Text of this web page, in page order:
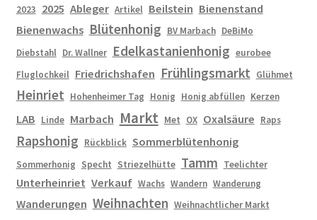
2023 2025 Ableger Artikel Beilstein Bienenstand
Bienenwachs Blütenhonig BV Marbach DeBiMo
Diebstahl Dr. Wallner Edelkastanienhonig eurobee
Fluglochkeil Friedrichshafen Frühlingsmarkt Glühmet
Heinriet Hohenheimer Tag Honig Honig abfüllen Kerzen
LAB Linde Marbach Markt Met OX Oxalsäure Raps
Rapshonig Rückblick Sommerblütenhonig
Sommerhonig Specht Striezelhütte Tamm Teelichter
Unterheinriet Verkauf Wachs Wandern Wanderung
Wanderungen Weihnachten Weihnachtlicher Markt